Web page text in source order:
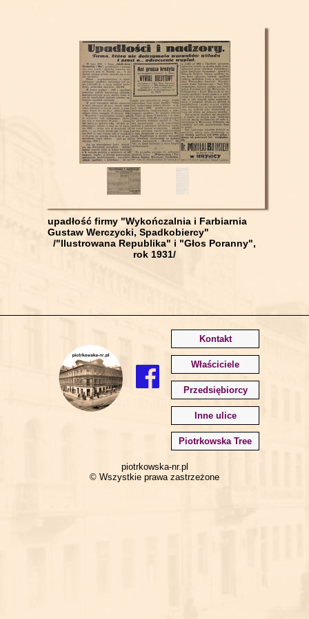
upadłość firmy "Wykończalnia i Farbiarnia
Gustaw Werczycki, Spadkobiercy"
/"Ilustrowana Republika" i "Głos Poranny",
rok 1931/
Kontakt
Właściciele
Przedsiębiorcy
Inne ulice
Piotrkowska Tree
piotrkowska-nr.pl
© Wszystkie prawa zastrzeżone